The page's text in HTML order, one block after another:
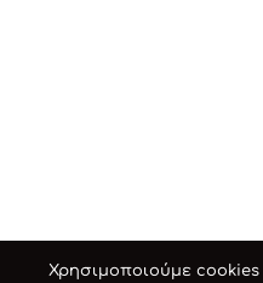
Χρησιμοποιούμε